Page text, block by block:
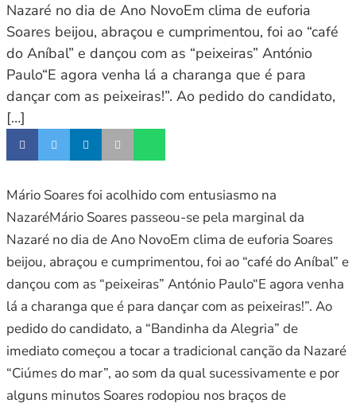
Nazaré no dia de Ano NovoEm clima de euforia
Soares beijou, abraçou e cumprimentou, foi ao “café
do Aníbal” e dançou com as “peixeiras” António
Paulo“E agora venha lá a charanga que é para
dançar com as peixeiras!”. Ao pedido do candidato,
[…]
Mário Soares foi acolhido com entusiasmo na
NazaréMário Soares passeou-se pela marginal da
Nazaré no dia de Ano NovoEm clima de euforia Soares
beijou, abraçou e cumprimentou, foi ao “café do Aníbal” e
dançou com as “peixeiras” António Paulo“E agora venha
lá a charanga que é para dançar com as peixeiras!”. Ao
pedido do candidato, a “Bandinha da Alegria” de
imediato começou a tocar a tradicional canção da Nazaré
“Ciúmes do mar”, ao som da qual sucessivamente e por
alguns minutos Soares rodopiou nos braços de